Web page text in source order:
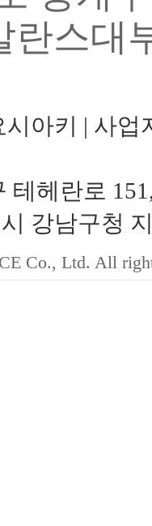
란스대
아키 | 사업
테헤란로
강남구청
Co., Ltd. All